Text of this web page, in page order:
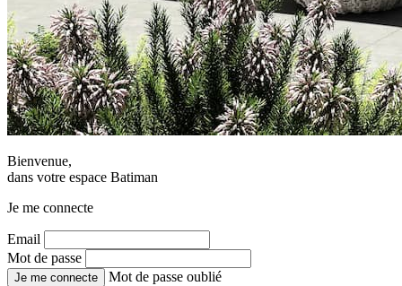
Bienvenue,
dans votre espace Batiman
Je me connecte
Email
Mot de passe
Je me connecte Mot de passe oublié